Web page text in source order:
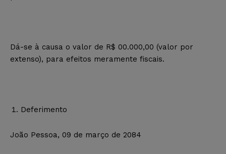
Dá-se à causa o valor de R$ 00.000,00 (valor por
extenso), para efeitos meramente fiscais.
Deferimento
João Pessoa, 09 de março de 2084